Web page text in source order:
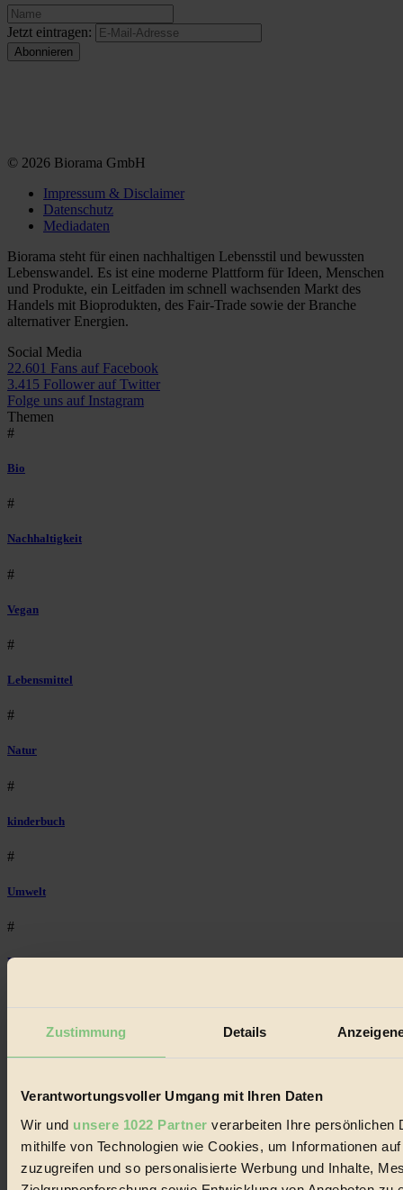
Zustimmung Details
Verantwortungsvoller Umgang mit Ihren Daten
Wir und unsere 1022 Partner verarbeiten Ihre persönlichen
mithilfe von Technologien wie Cookies, um Informationen
zuzugreifen und so personalisierte Werbung und Inhalte,
Jetzt eintragen:
© 2026 Biorama GmbH
Impressum & Disclaimer
Datenschutz
Mediadaten
Biorama steht für einen nachhaltigen Lebensstil und bewussten
Lebenswandel. Es ist eine moderne Plattform für Ideen, Menschen
und Produkte, ein Leitfaden im schnell wachsenden Markt des
Handels mit Bioprodukten, des Fair-Trade sowie der Branche
alternativer Energien.
Social Media
22.601 Fans auf Facebook
3.415 Follower auf Twitter
Folge uns auf Instagram
Themen
#
Bio
#
Nachhaltigkeit
#
Vegan
#
Lebensmittel
#
Natur
#
kinderbuch
#
Umwelt
#
Essen
nachhaltig
Landwirtschaft
Design